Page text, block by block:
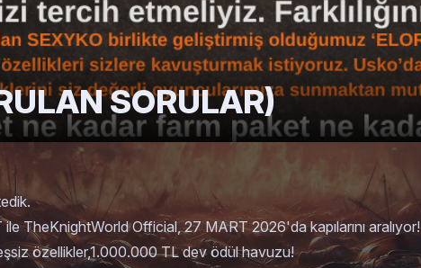
SORULAR)
TheKnightWorld Official, 27 MART 2026'da kapılarını aralıyor!
özellikler,1.000.000 TL dev ödül havuzu!